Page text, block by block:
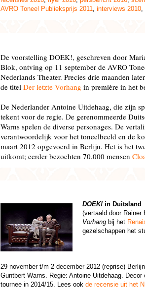
AVRO Toneel Publieksprijs 2011, interviews 2010,
De voorstelling DOEK!, geschreven door
Blok, ontving op 11 september de AVRO
Nederlands Theater. Precies drie maanden
de titel Der letzte Vorhang in première in het
De Nederlander Antoine Uitdehaag, die zijn
tekent voor de regie. De gerenommeerde
Warns spelen de diverse personages. De
verantwoordelijk voor het toneelbeeld en de
maart 2012 opgevoerd in Berlijn. Het is het
uitkomt; eerder bezochten 70.000 mensen
DOEK!in Duitsland
(vertaald door
Vorhangbij het
gezelschappen het
29 november t/m 2 december 2012 (reprise)
Guntbert Warns. Regie: Antoine Uitdehaag.
tournee in 2014/15. Lees ook de recensie uit het